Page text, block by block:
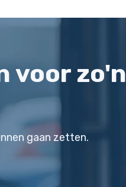
voor zo'n
gaan zetten.